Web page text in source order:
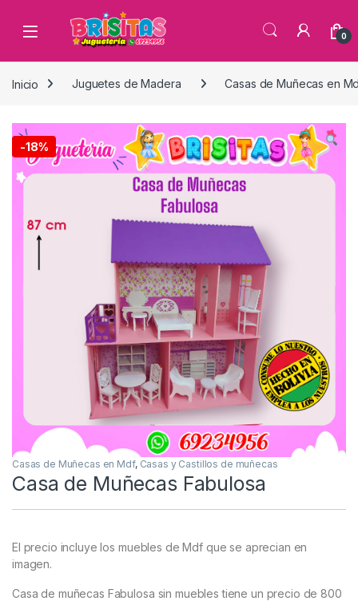
0
Inicio Juguetes de Madera Casas de Muñecas en
-18%
Casas de Muñecas en Mdf, Casas y Castillos de muñecas
Casa de Muñecas Fabulosa
El precio incluye los muebles de Mdf que se aprecian en
imagen.
Casa de muñecas Fabulosa sin muebles tiene un precio de 800